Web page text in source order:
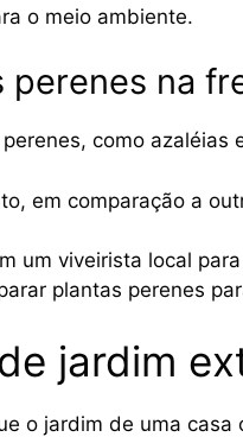
o meio ambiente.
perenes na
como
em comparação a
um viveirista local
plantas perenes
jardim
o jardim de uma